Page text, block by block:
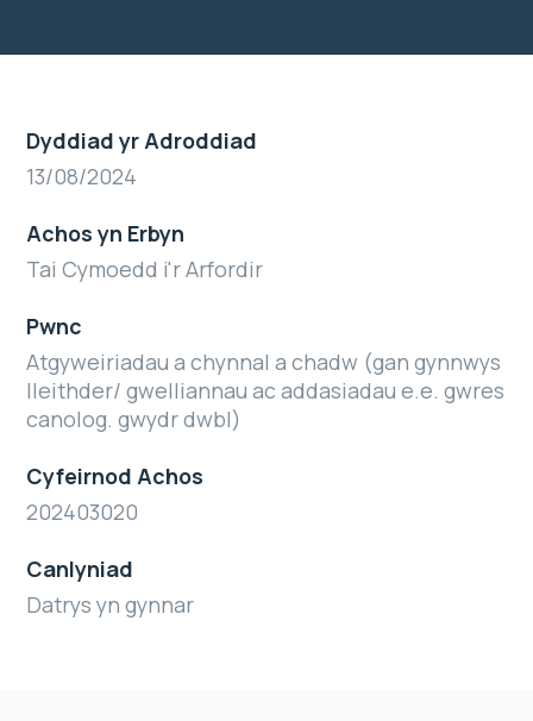
Dyddiad yr Adroddiad
13/08/2024
Achos yn Erbyn
Tai Cymoedd i'r Arfordir
Pwnc
Atgyweiriadau a chynnal a chadw (gan gynnwys
lleithder/ gwelliannau ac addasiadau e.e. gwres
canolog. gwydr dwbl)
Cyfeirnod Achos
202403020
Canlyniad
Datrys yn gynnar